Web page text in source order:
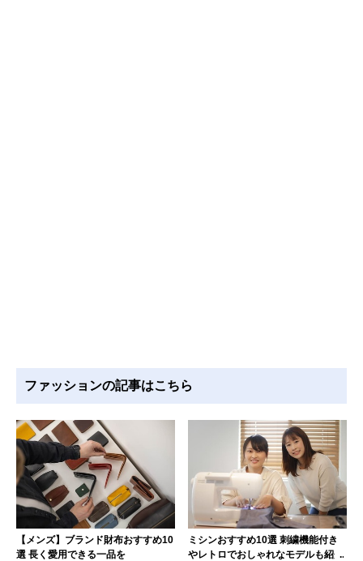
ファッションの記事はこちら
【メンズ】ブランド財布おすすめ10
選 長く愛用できる一品を
ミシンおすすめ10選 刺繍機能付き
やレトロでおしゃれなモデルも紹介